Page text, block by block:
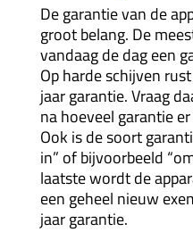
De garantie van de
groot belang. De
vandaag de dag een
Op harde schijven
jaar garantie. Vraag
na hoeveel garantie
Ook is de soort
in” of bijvoorbeeld
laatste wordt de
een geheel nieuw
jaar garantie.